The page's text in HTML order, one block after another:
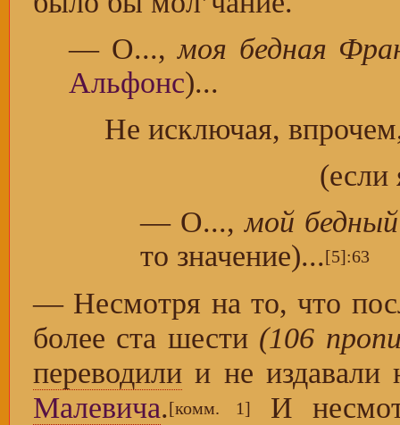
— О...,моя бедная
Альфонс)...
Не исключая,
— О...,мой
то значение)...[5]:63
— Несмотря на то, что
более ста шести (106
переводили и не издавали
Малевича.[комм. 1]
И